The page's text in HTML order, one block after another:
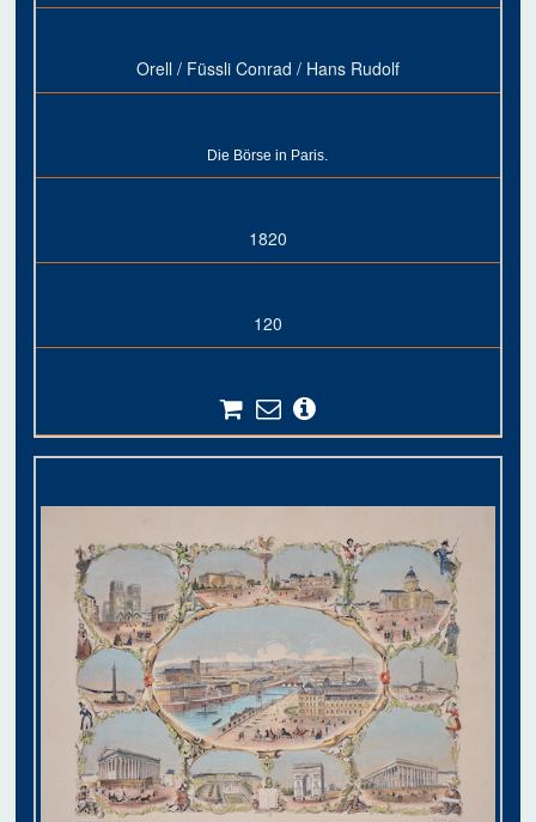
Orell / Füssli Conrad / Hans Rudolf
Die Börse in Paris.
1820
120